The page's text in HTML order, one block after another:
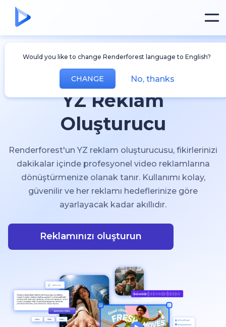
Would you like to change Renderforest language to English?
CHANGE No, thanks
YZ Reklam
Oluşturucu
Renderforest'un YZ reklam oluşturucusu, fikirlerinizi
dakikalar içinde profesyonel video reklamlarına
dönüştürmenize olanak tanır. Kullanımı kolay,
güvenilir ve her reklamı hedeflerinize göre
ayarlayacak kadar akıllıdır.
Reklamınızı oluşturun